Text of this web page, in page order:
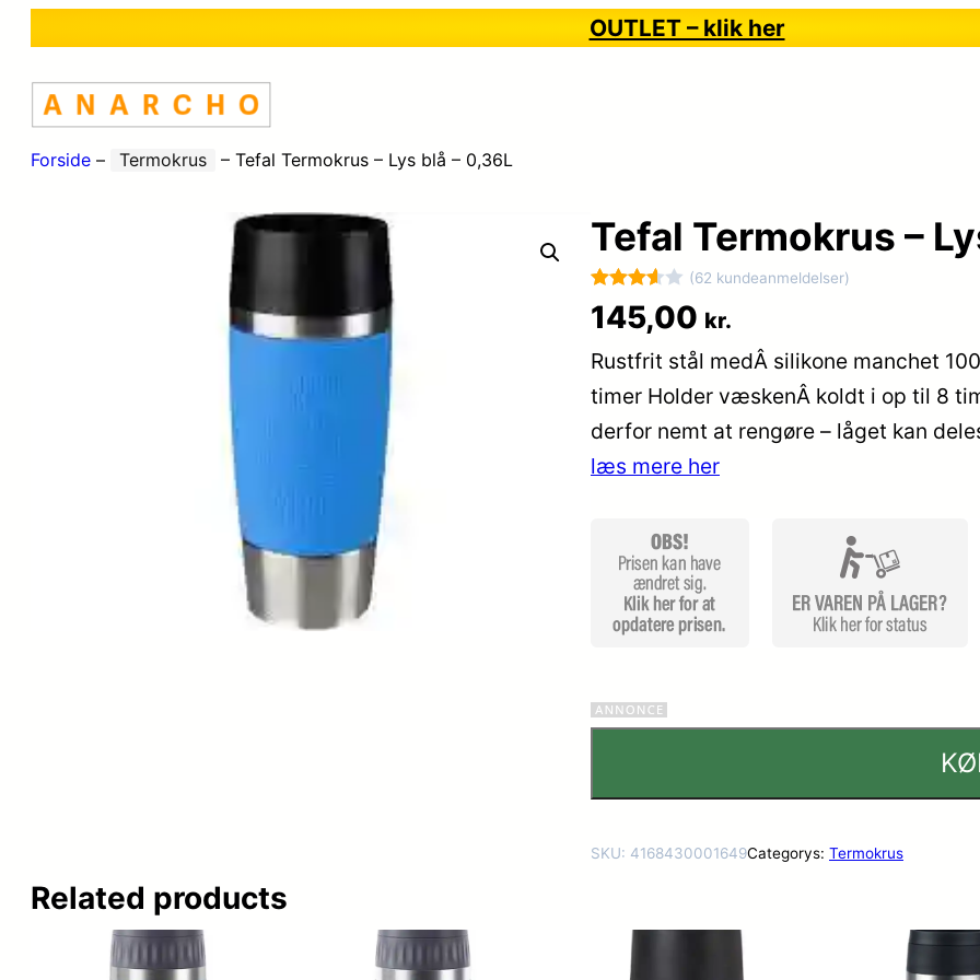
OUTLET – klik her
Forside – Termokrus – Tefal Termokrus – Lys blå – 0,36L
Tefal Termokrus –
Bedømt
som
3.6 ud
af 5
på
62
kundebe
(62 kundeanmeldelser)
145,00 kr.
Rustfrit stål medÂ silikone manchet
timer Holder væskenÂ koldt i op til 8
derfor nemt at rengøre – låget kan
læs mere her
SKU: 4168430001649Categorys: Termokrus
Related products